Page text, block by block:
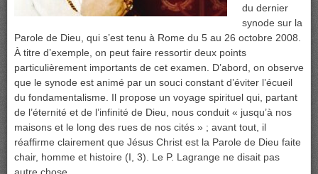
du dernier
synode sur la
Parole de Dieu, qui s’est tenu à Rome du 5 au 26 octobre 2008.
À titre d’exemple, on peut faire ressortir deux points
particulièrement importants de cet examen. D’abord, on observe
que le synode est animé par un souci constant d’éviter l’écueil
du fondamentalisme. Il propose un voyage spirituel qui, partant
de l’éternité et de l’infinité de Dieu, nous conduit « jusqu’à nos
maisons et le long des rues de nos cités » ; avant tout, il
réaffirme clairement que Jésus Christ est la Parole de Dieu faite
chair, homme et histoire (I, 3). Le P. Lagrange ne disait pas